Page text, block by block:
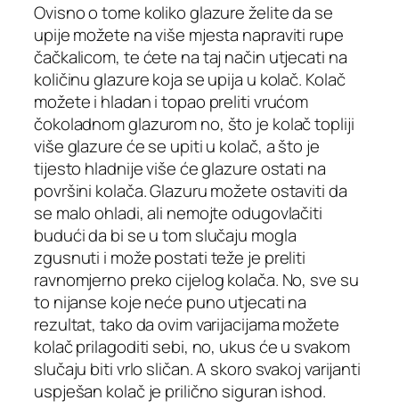
Ovisno o tome koliko glazure želite da se
upije možete na više mjesta napraviti rupe
čačkalicom, te ćete na taj način utjecati na
količinu glazure koja se upija u kolač. Kolač
možete i hladan i topao preliti vrućom
čokoladnom glazurom no, što je kolač topliji
više glazure će se upiti u kolač, a što je
tijesto hladnije više će glazure ostati na
površini kolača. Glazuru možete ostaviti da
se malo ohladi, ali nemojte odugovlačiti
budući da bi se u tom slučaju mogla
zgusnuti i može postati teže je preliti
ravnomjerno preko cijelog kolača. No, sve su
to nijanse koje neće puno utjecati na
rezultat, tako da ovim varijacijama možete
kolač prilagoditi sebi, no, ukus će u svakom
slučaju biti vrlo sličan. A skoro svakoj varijanti
uspješan kolač je prilično siguran ishod.